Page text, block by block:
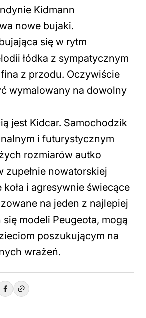
Kidmann
nowe bujaki.
się w rytm
łódka z sympatycznym
z przodu. Oczywiście
wymalowany na dowolny
jest Kidcar. Samochodzik
i futurystycznym
rozmiarów autko
zupełnie nowatorskiej
i agresywnie świecące
na jeden z najlepiej
modeli Peugeota, mogą
poszukującym na
wrażeń.